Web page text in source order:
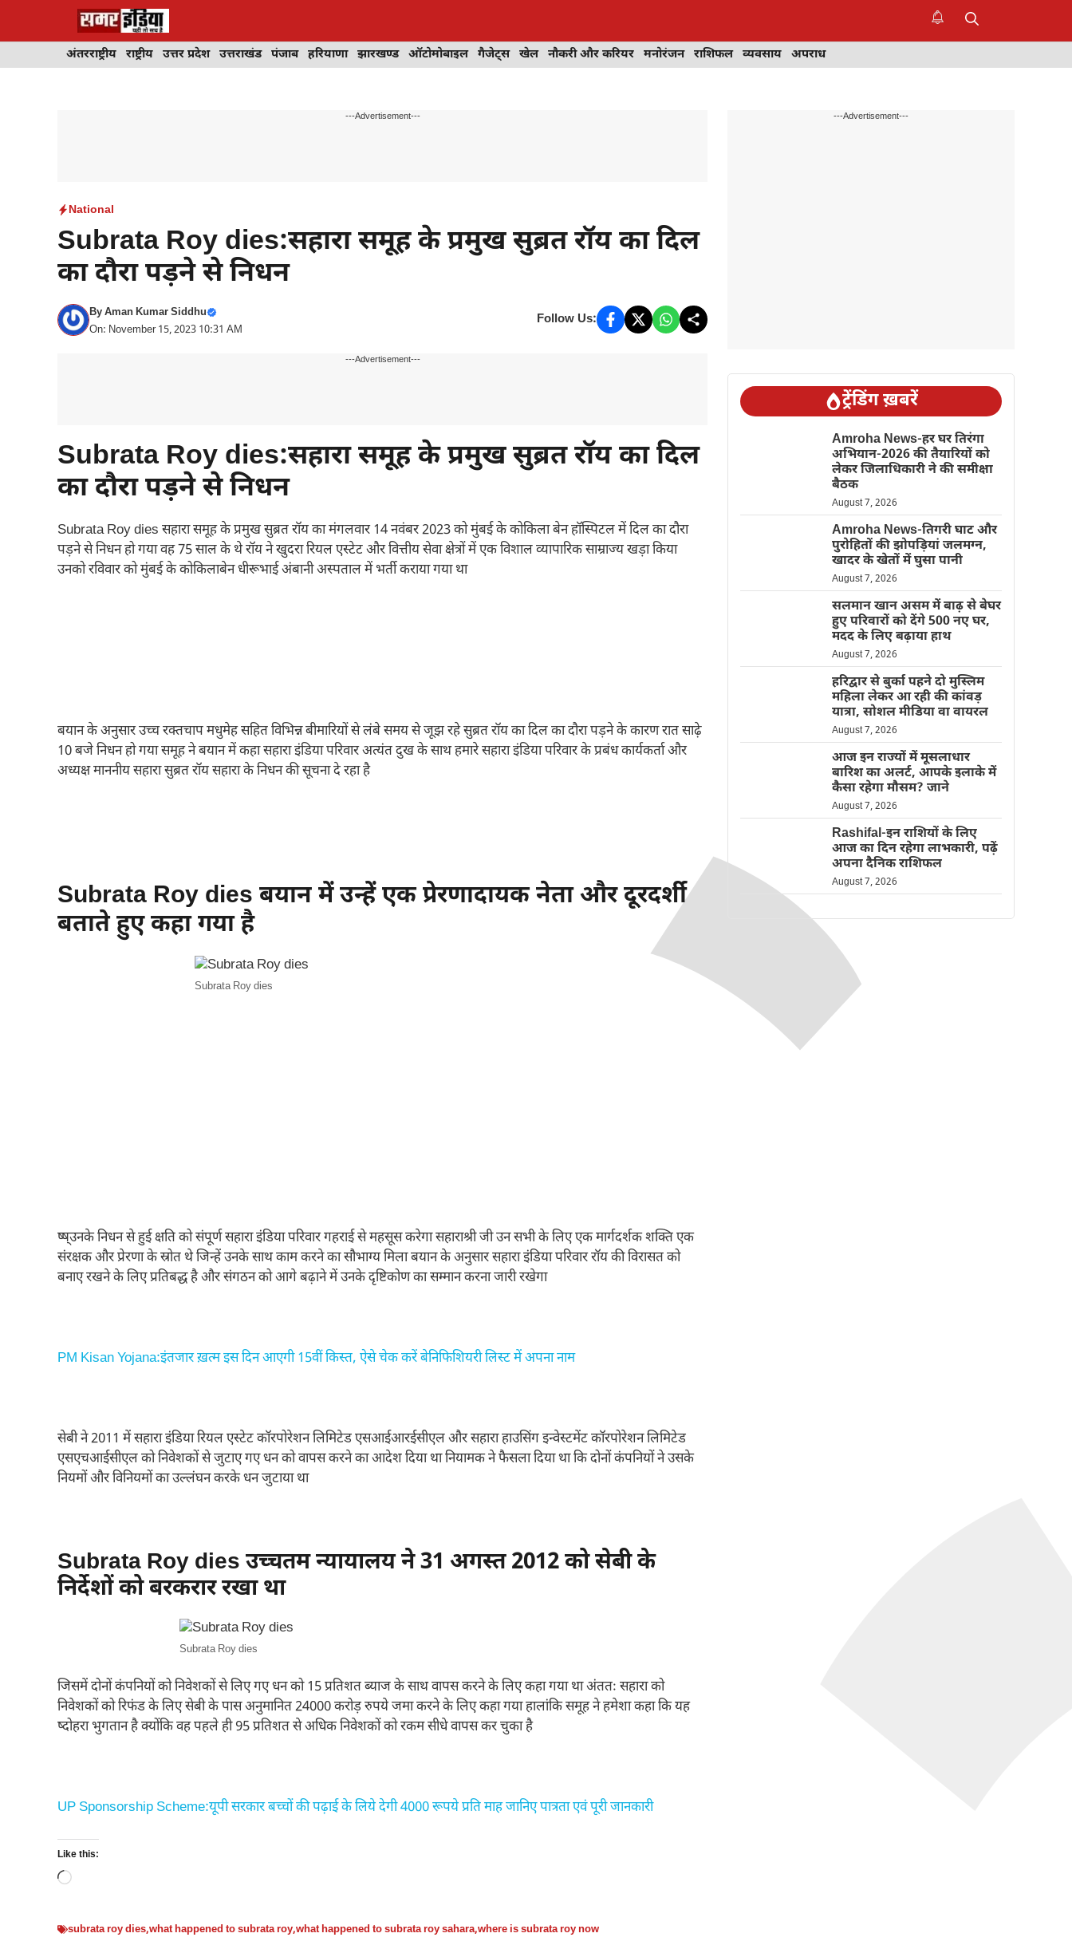
अंतरराष्ट्रीय राष्ट्रीय उत्तर प्रदेश उत्तराखंड पंजाब हरियाणा झारखण्ड ऑटोमोबाइल गैजेट्स खेल नौकरी और करियर मनोरंजन राशिफल व्यवसाय अपराध
---Advertisement---
National
Subrata Roy dies:सहारा समूह के प्रमुख सुब्रत रॉय का दिल
का दौरा पड़ने से निधन
ByAman Kumar Siddhu
On: November 15, 2023 10:31 AM
Follow Us:
---Advertisement---
Subrata Roy dies:सहारा समूह के प्रमुख सुब्रत रॉय का दिल
का दौरा पड़ने से निधन
Subrata Roy dies सहारा समूह के प्रमुख सुब्रत रॉय का मंगलवार 14 नवंबर 2023 को मुंबई के कोकिला बेन हॉस्पिटल में दिल का दौरा
पड़ने से निधन हो गया वह 75 साल के थे रॉय ने खुदरा रियल एस्टेट और वित्तीय सेवा क्षेत्रों में एक विशाल व्यापारिक साम्राज्य खड़ा किया
उनको रविवार को मुंबई के कोकिलाबेन धीरूभाई अंबानी अस्पताल में भर्ती कराया गया था
बयान के अनुसार उच्च रक्तचाप मधुमेह सहित विभिन्न बीमारियों से लंबे समय से जूझ रहे सुब्रत रॉय का दिल का दौरा पड़ने के कारण रात साढ़े
10 बजे निधन हो गया समूह ने बयान में कहा सहारा इंडिया परिवार अत्यंत दुख के साथ हमारे सहारा इंडिया परिवार के प्रबंध कार्यकर्ता और
अध्यक्ष माननीय सहारा सुब्रत रॉय सहारा के निधन की सूचना दे रहा है
Subrata Roy dies बयान में उन्हें एक प्रेरणादायक नेता और दूरदर्शी
बताते हुए कहा गया है
Subrata Roy dies
ष्ष्उनके निधन से हुई क्षति को संपूर्ण सहारा इंडिया परिवार गहराई से महसूस करेगा सहाराश्री जी उन सभी के लिए एक मार्गदर्शक शक्ति एक
संरक्षक और प्रेरणा के स्रोत थे जिन्हें उनके साथ काम करने का सौभाग्य मिला बयान के अनुसार सहारा इंडिया परिवार रॉय की विरासत को
बनाए रखने के लिए प्रतिबद्ध है और संगठन को आगे बढ़ाने में उनके दृष्टिकोण का सम्मान करना जारी रखेगा
PM Kisan Yojana:इंतजार ख़त्म इस दिन आएगी 15वीं किस्त, ऐसे चेक करें बेन‍िफ‍िश‍ियरी ल‍िस्‍ट में अपना नाम
सेबी ने 2011 में सहारा इंडिया रियल एस्टेट कॉरपोरेशन लिमिटेड एसआईआरईसीएल और सहारा हाउसिंग इन्वेस्टमेंट कॉरपोरेशन लिमिटेड
एसएचआईसीएल को निवेशकों से जुटाए गए धन को वापस करने का आदेश दिया था नियामक ने फैसला दिया था कि दोनों कंपनियों ने उसके
नियमों और विनियमों का उल्लंघन करके धन जुटाया था
Subrata Roy dies उच्चतम न्यायालय ने 31 अगस्त 2012 को सेबी के
निर्देशों को बरकरार रखा था
Subrata Roy dies
जिसमें दोनों कंपनियों को निवेशकों से लिए गए धन को 15 प्रतिशत ब्याज के साथ वापस करने के लिए कहा गया था अंततः सहारा को
निवेशकों को रिफंड के लिए सेबी के पास अनुमानित 24000 करोड़ रुपये जमा करने के लिए कहा गया हालांकि समूह ने हमेशा कहा कि यह
ष्दोहरा भुगतान है क्योंकि वह पहले ही 95 प्रतिशत से अधिक निवेशकों को रकम सीधे वापस कर चुका है
UP Sponsorship Scheme:यूपी सरकार बच्चों की पढ़ाई के लिये देगी 4000 रूपये प्रति माह जानिए पात्रता एवं पूरी जानकारी
Like this:
Loading…
subrata roy dies,what happened to subrata roy,what happened to subrata roy sahara,where is subrata roy now
---Advertisement---
ट्रेंडिंग ख़बरें
Amroha News-हर घर तिरंगा
अभियान-2026 की तैयारियों को
लेकर जिलाधिकारी ने की समीक्षा
बैठक
August 7, 2026
Amroha News-तिगरी घाट और
पुरोहितों की झोपड़ियां जलमग्न,
खादर के खेतों में घुसा पानी
August 7, 2026
सलमान खान असम में बाढ़ से बेघर
हुए परिवारों को देंगे 500 नए घर,
मदद के लिए बढ़ाया हाथ
August 7, 2026
हरिद्वार से बुर्का पहने दो मुस्लिम
महिला लेकर आ रही की कांवड़
यात्रा, सोशल मीडिया वा वायरल
August 7, 2026
आज इन राज्यों में मूसलाधार
बारिश का अलर्ट, आपके इलाके में
कैसा रहेगा मौसम? जाने
August 7, 2026
Rashifal-इन राशियों के लिए
आज का दिन रहेगा लाभकारी, पढ़ें
अपना दैनिक राशिफल
August 7, 2026